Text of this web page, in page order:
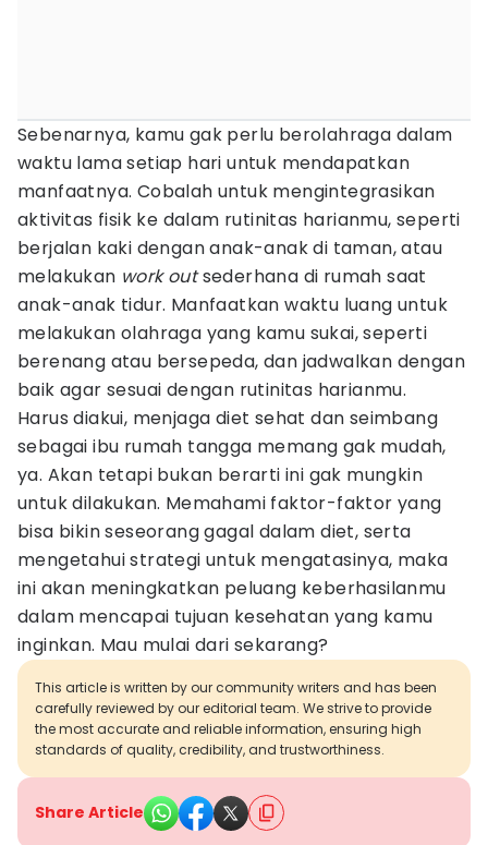
Sebenarnya, kamu gak perlu berolahraga dalam
waktu lama setiap hari untuk mendapatkan
manfaatnya. Cobalah untuk mengintegrasikan
aktivitas fisik ke dalam rutinitas harianmu, seperti
berjalan kaki dengan anak-anak di taman, atau
melakukan work outsederhana di rumah saat
anak-anak tidur. Manfaatkan waktu luang untuk
melakukan olahraga yang kamu sukai, seperti
berenang atau bersepeda, dan jadwalkan dengan
baik agar sesuai dengan rutinitas harianmu.
Harus diakui, menjaga diet sehat dan seimbang
sebagai ibu rumah tangga memang gak mudah,
ya. Akan tetapi bukan berarti ini gak mungkin
untuk dilakukan. Memahami faktor-faktor yang
bisa bikin seseorang gagal dalam diet, serta
mengetahui strategi untuk mengatasinya, maka
ini akan meningkatkan peluang keberhasilanmu
dalam mencapai tujuan kesehatan yang kamu
inginkan. Mau mulai dari sekarang?
This article is written by our community writers and has been
carefully reviewed by our editorial team. We strive to provide
the most accurate and reliable information, ensuring high
standards of quality, credibility, and trustworthiness.
Share Article